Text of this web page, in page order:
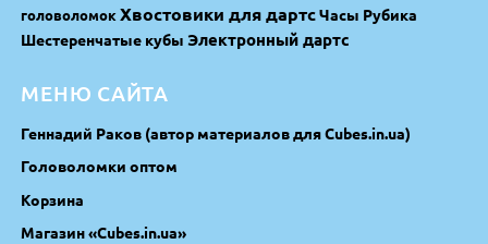
головоломокХвостовики для дартсЧасы Рубика
Шестеренчатые кубы Электронный дартс
МЕНЮ САЙТА
Геннадий Раков (автор материалов для Cubes.in.ua)
Головоломки оптом
Корзина
Магазин «Cubes.in.ua»